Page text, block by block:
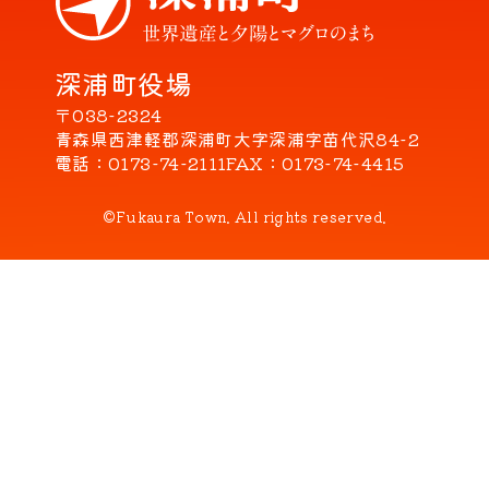
深浦町役場
〒038-2324
青森県西津軽郡深浦町大字深浦字苗代沢84-2
電話
0173-74-2111FAX 0173-74-4415
©Fukaura Town. All rights reserved.